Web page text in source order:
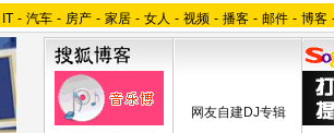
IT - 汽车 - 房产 - 家居 - 女人 - 视频 - 播客 - 邮件 - 博客
网友自建DJ专辑